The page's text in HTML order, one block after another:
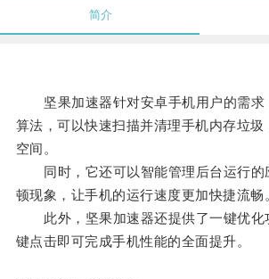
简介
坚果加速器针对安卓手机用户的需求
算法，可以快速扫描并清理手机内存垃圾
空间。
同时，它还可以智能管理后台运行的
顿现象，让手机的运行速度更加快捷流畅
此外，坚果加速器还提供了一键优化
键点击即可完成手机性能的全面提升。